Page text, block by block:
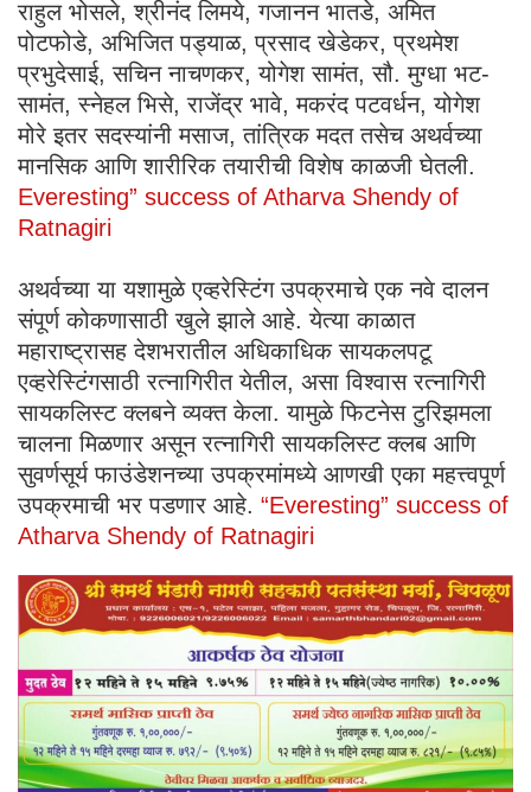
राहुल भोसले, श्रीनंद लिमये, गजानन भातडे, अमित
पोटफोडे, अभिजित पड्याळ, प्रसाद खेडेकर, प्रथमेश
प्रभुदेसाई, सचिन नाचणकर, योगेश सामंत, सौ. मुग्धा भट-
सामंत, स्नेहल भिसे, राजेंद्र भावे, मकरंद पटवर्धन, योगेश
मोरे इतर सदस्यांनी मसाज, तांत्रिक मदत तसेच अथर्वच्या
मानसिक आणि शारीरिक तयारीची विशेष काळजी घेतली.
Everesting” success of Atharva Shendy of
Ratnagiri
अथर्वच्या या यशामुळे एव्हरेस्टिंग उपक्रमाचे एक नवे दालन
संपूर्ण कोकणासाठी खुले झाले आहे. येत्या काळात
महाराष्ट्रासह देशभरातील अधिकाधिक सायकलपटू
एव्हरेस्टिंगसाठी रत्नागिरीत येतील, असा विश्वास रत्नागिरी
सायकलिस्ट क्लबने व्यक्त केला. यामुळे फिटनेस टुरिझमला
चालना मिळणार असून रत्नागिरी सायकलिस्ट क्लब आणि
सुवर्णसूर्य फाउंडेशनच्या उपक्रमांमध्ये आणखी एका महत्त्वपूर्ण
उपक्रमाची भर पडणार आहे. “Everesting” success of
Atharva Shendy of Ratnagiri